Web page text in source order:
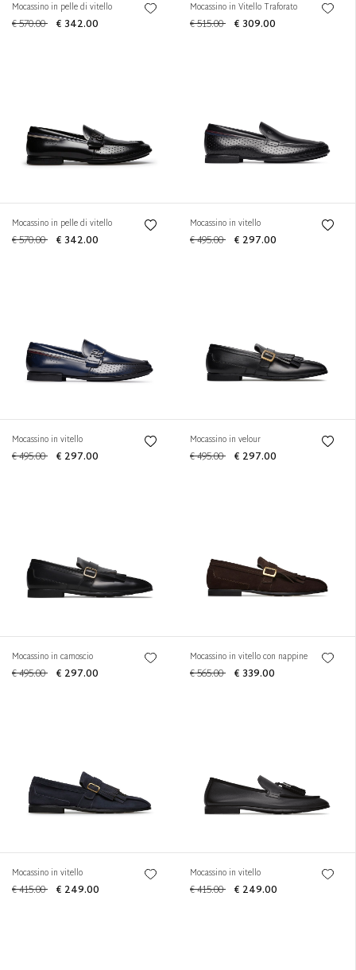
Mocassino in pelle di vitello
€ 570.00 € 342.00
Mocassino in Vitello Traforato
€ 515.00 € 309.00
Mocassino in pelle di vitello
€ 570.00 € 342.00
Mocassino in vitello
€ 495.00 € 297.00
Mocassino in vitello
€ 495.00 € 297.00
Mocassino in velour
€ 495.00 € 297.00
Mocassino in camoscio
€ 495.00 € 297.00
Mocassino in vitello con nappine
€ 565.00 € 339.00
Mocassino in vitello
€ 415.00 € 249.00
Mocassino in vitello
€ 415.00 € 249.00